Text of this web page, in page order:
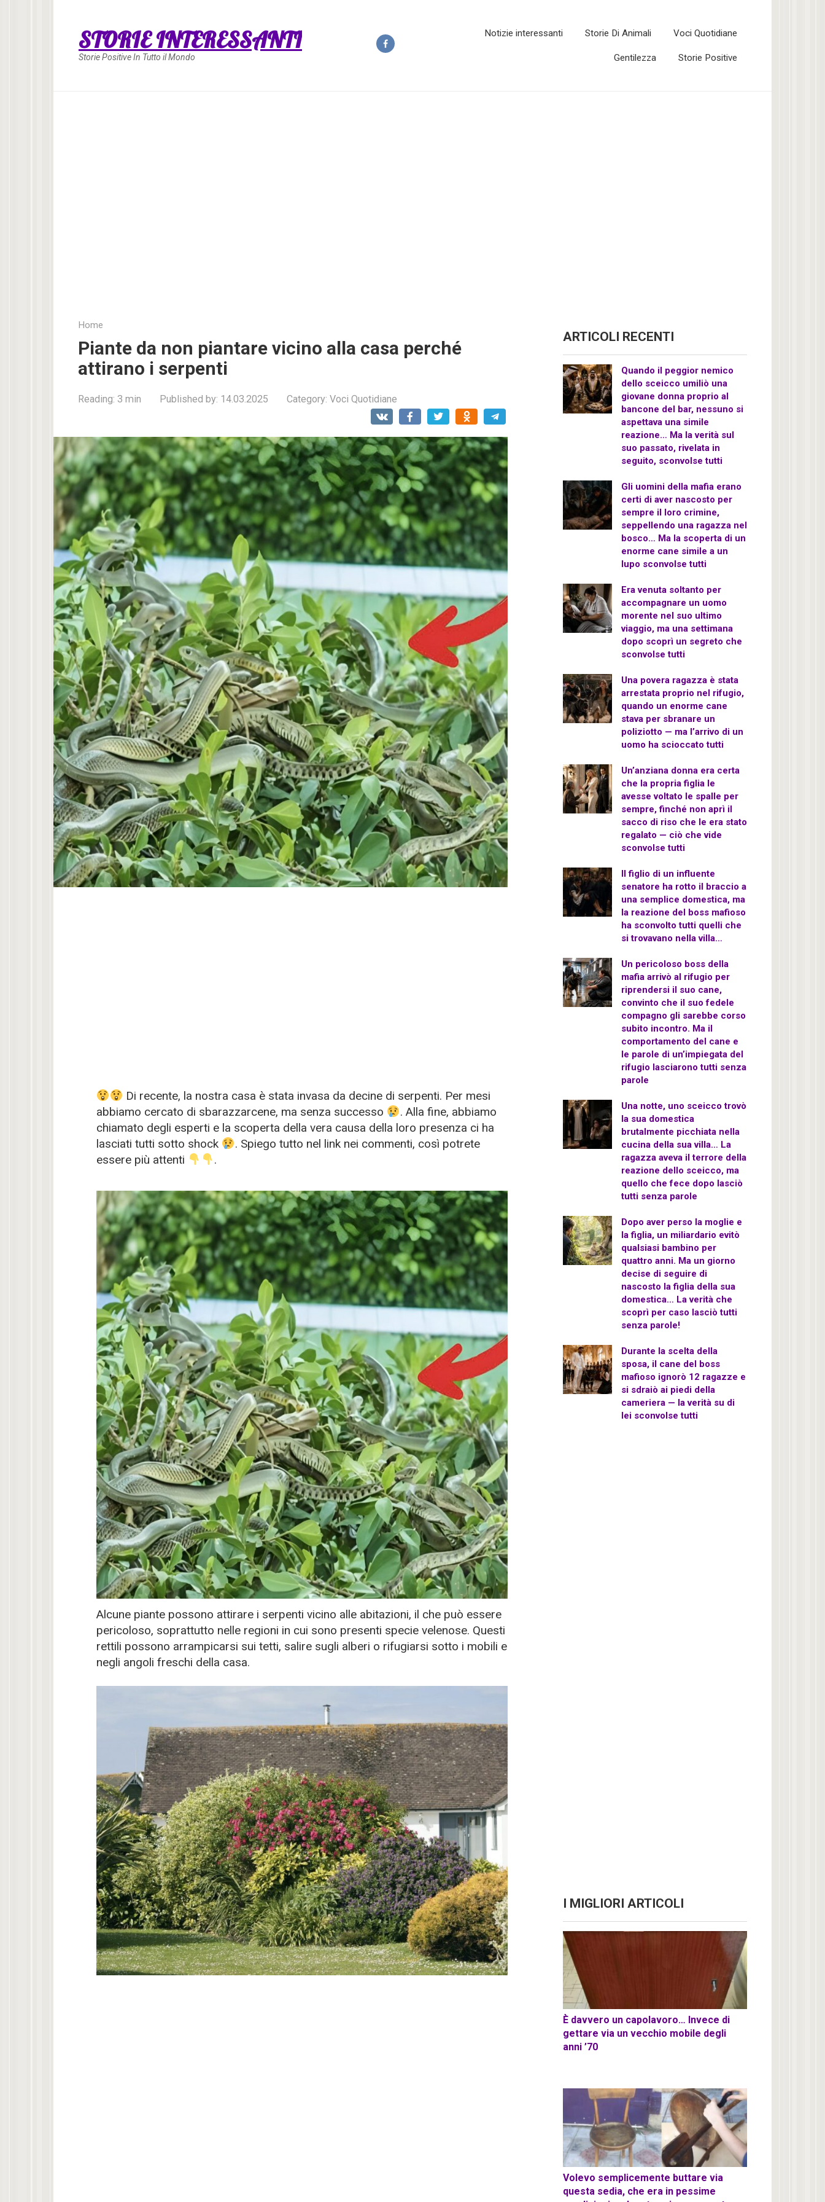
STORIE INTERESSANTI
Storie Positive In Tutto il Mondo
Notizie interessanti Storie Di Animali Voci Quotidiane
Gentilezza Storie Positive
Home
Piante da non piantare vicino alla casa perché
attirano i serpenti
Reading: 3 min Published by: 14.03.2025 Category: Voci Quotidiane
Di recente, la nostra casa è stata invasa da decine di serpenti. Per mesi
abbiamo cercato di sbarazzarcene, ma senza successo
. Alla fine, abbiamo
chiamato degli esperti e la scoperta della vera causa della loro presenza ci ha
lasciati tutti sotto shock
. Spiego tutto nel link nei commenti, così potrete
essere più attenti
.
Alcune piante possono attirare i serpenti vicino alle abitazioni, il che può essere
pericoloso, soprattutto nelle regioni in cui sono presenti specie velenose. Questi
rettili possono arrampicarsi sui tetti, salire sugli alberi o rifugiarsi sotto i mobili e
negli angoli freschi della casa.
ARTICOLI RECENTI
Quando il peggior nemico
dello sceicco umiliò una
giovane donna proprio al
bancone del bar, nessuno si
aspettava una simile
reazione… Ma la verità sul
suo passato, rivelata in
seguito, sconvolse tutti
Gli uomini della mafia erano
certi di aver nascosto per
sempre il loro crimine,
seppellendo una ragazza nel
bosco… Ma la scoperta di un
enorme cane simile a un
lupo sconvolse tutti
Era venuta soltanto per
accompagnare un uomo
morente nel suo ultimo
viaggio, ma una settimana
dopo scoprì un segreto che
sconvolse tutti
Una povera ragazza è stata
arrestata proprio nel rifugio,
quando un enorme cane
stava per sbranare un
poliziotto — ma l’arrivo di un
uomo ha scioccato tutti
Un’anziana donna era certa
che la propria figlia le
avesse voltato le spalle per
sempre, finché non aprì il
sacco di riso che le era stato
regalato — ciò che vide
sconvolse tutti
Il figlio di un influente
senatore ha rotto il braccio a
una semplice domestica, ma
la reazione del boss mafioso
ha sconvolto tutti quelli che
si trovavano nella villa…
Un pericoloso boss della
mafia arrivò al rifugio per
riprendersi il suo cane,
convinto che il suo fedele
compagno gli sarebbe corso
subito incontro. Ma il
comportamento del cane e
le parole di un’impiegata del
rifugio lasciarono tutti senza
parole
Una notte, uno sceicco trovò
la sua domestica
brutalmente picchiata nella
cucina della sua villa… La
ragazza aveva il terrore della
reazione dello sceicco, ma
quello che fece dopo lasciò
tutti senza parole
Dopo aver perso la moglie e
la figlia, un miliardario evitò
qualsiasi bambino per
quattro anni. Ma un giorno
decise di seguire di
nascosto la figlia della sua
domestica… La verità che
scoprì per caso lasciò tutti
senza parole!
Durante la scelta della
sposa, il cane del boss
mafioso ignorò 12 ragazze e
si sdraiò ai piedi della
cameriera — la verità su di
lei sconvolse tutti
I MIGLIORI ARTICOLI
È davvero un capolavoro… Invece di
gettare via un vecchio mobile degli
anni ’70
Volevo semplicemente buttare via
questa sedia, che era in pessime